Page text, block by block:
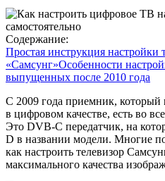
Содержание:
Простая инструкция настройки
«Самсунг»Особенности
выпущенных после 2010 года
С 2009 года приемник, который
в цифровом качестве, есть во
Это DVB-C передатчик, на
D в названии модели. Многие
как настроить телевизор
максимального качества